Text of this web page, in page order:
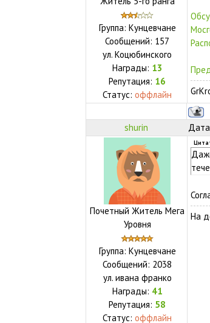
Группа: Кунцевчане
Сообщений: 157
ул.Коцюбинского
Награды: 13
Репутация: 16
Статус:оффлайн
shurin
Почетный Житель Мега
Уровня
Группа: Кунцевчане
Сообщений: 2038
ул. ивана франко
Награды: 41
Репутация: 58
Статус:оффлайн
На